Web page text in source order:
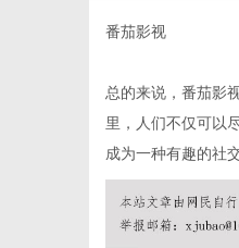
番茄影视
总的来说，番茄影
里，人们不仅可以
成为一种有趣的社